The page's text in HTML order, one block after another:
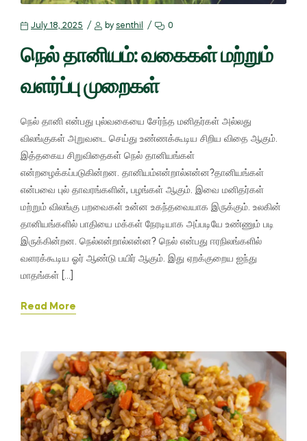
July 18, 2025 by senthil 0
நெல் தானியம்: வகைகள் மற்றும்
வளர்ப்பு முறைகள்
நெல் தானி என்பது புல்வகையை சேர்ந்த மனிதர்கள் அல்லது
விலங்குகள் அறுவடை செய்து உண்ணக்கூடிய சிறிய விதை ஆகும்.
இத்தகைய சிறுவிதைகள் நெல் தானியங்கள்
என்றழைக்கப்படுகின்றன. தானியம்என்றால்என்ன?தானியங்கள்
என்பவை புல் தாவரங்களின், பழங்கள் ஆகும். இவை மனிதர்கள்
மற்றும் விலங்கு பறவைகள் உன்ன உகந்தவையாக இருக்கும். உலகின்
தானியங்களில் பாதியை மக்கள் நேரடியாக அப்படியே உண்ணும் படி
இருக்கின்றன. நெல்என்றால்என்ன? நெல் என்பது ஈரநிலங்களில்
வளரக்கூடிய ஓர் ஆண்டு பயிர் ஆகும். இது ஏறக்குறைய ஐந்து
மாதங்கள் […]
Read More